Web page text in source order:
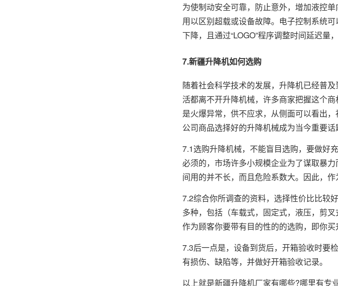
为使制动安全可靠，防止意外，增加液控
用以区别超载或设备故障。电子控制系统
下降，且通过“LOGO”程序调整时间延迟量
7.新疆升降机如何选购
随着社会科学技术的发展，升降机已经普
活都离不开升降机械，许多商家把握这个
是火爆异常，供不应求，从侧面可以看出
公司商品选择好的升降机械成为当今重要话
7.1选购升降机械，不能盲目选购，要做好
必须的，市场许多小规模企业为了谋取暴
间用的并不长，而且危险系数大。因此，
7.2综合你所调查的资料，选择性价比比较
多种，包括（车载式，固定式，液压，剪
作为顾客你要带有目的性的的选购，即你
7.3后一点是，设备到货后，开箱验收时要
有损伤、缺陷等，并做好开箱验收记录。
以上就是新疆升降机厂家有哪些?哪里有专